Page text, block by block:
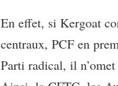
En effet, si Kergoat
centraux, PCF en
Parti radical, il